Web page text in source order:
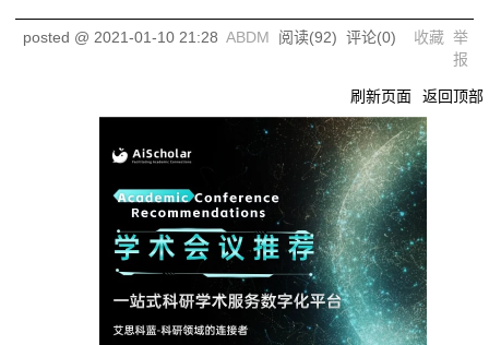
posted @ 2021-01-10 21:28 ABDM 阅读(92) 评论(0) 收藏 举
报
刷新页面 返回顶部